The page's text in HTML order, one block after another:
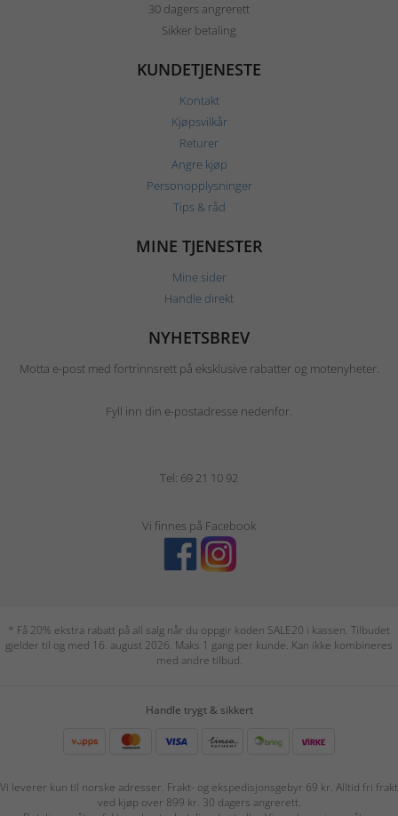
30 dagers angrerett
Sikker betaling
KUNDETJENESTE
Kontakt
Kjøpsvilkår
Returer
Angre kjøp
Personopplysninger
Tips & råd
MINE TJENESTER
Mine sider
Handle direkt
NYHETSBREV
Motta e-post med fortrinnsrett på eksklusive rabatter og motenyheter.
Fyll inn din e-postadresse nedenfor.
Tel: 69 21 10 92
Vi finnes på Facebook
* Få 20% ekstra rabatt på all salg når du oppgir koden SALE20 i kassen. Tilbudet
gjelder til og med 16. august 2026. Maks 1 gang per kunde. Kan ikke kombineres
med andre tilbud.
Handle trygt & sikkert
Vi leverer kun til norske adresser. Frakt- og ekspedisjonsgebyr 69 kr. Alltid fri frakt
ved kjøp over 899 kr. 30 dagers angrerett.